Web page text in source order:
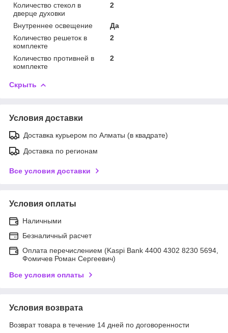
Количество стекол в
дверце духовки
2
Внутреннее освещение
Да
Количество решеток в
комплекте
2
Количество противней в
комплекте
2
Скрыть
Условия доставки
Доставка курьером по Алматы (в квадрате)
Доставка по регионам
Все условия доставки
Условия оплаты
Наличными
Безналичный расчет
Оплата перечислением (Kaspi Bank 4400 4302 8230 5694,
Фомичев Роман Сергеевич)
Все условия оплаты
Условия возврата
Возврат товара в течение 14 дней по договоренности